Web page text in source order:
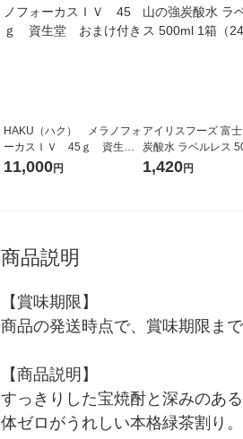
HAKU（ハク） メラノフォ
ーカスＩＶ 45ｇ 資生
堂 おまけ付き
11,000円
アイリスフーズ 富
炭酸水 ラベルレス
箱（24本入）
1,420円
商品説明
【賞味期限】
商品の発送時点で、賞味期限ま
【商品説明】
すっきりした宝焼酎と深みのあ
体ゼロがうれしい本格緑茶割り